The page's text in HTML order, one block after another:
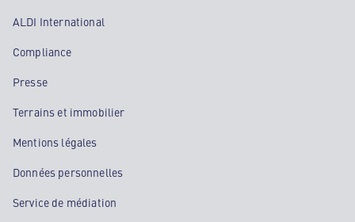
ALDI International
Compliance
Presse
Terrains et immobilier
Mentions légales
Données personnelles
Service de médiation